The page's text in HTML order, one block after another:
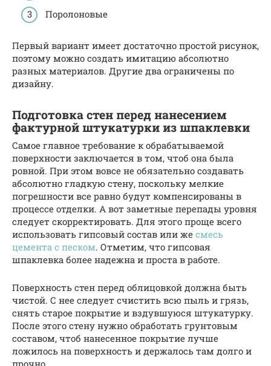
Поролоновые
Первый вариант имеет достаточно простой рисунок,
поэтому можно создать имитацию абсолютно
разных материалов. Другие два ограничены по
дизайну.
Подготовка стен перед нанесением
фактурной штукатурки из шпаклевки
Самое главное требование к обрабатываемой
поверхности заключается в том, чтоб она была
ровной. При этом вовсе не обязательно создавать
абсолютно гладкую стену, поскольку мелкие
погрешности все равно будут компенсированы в
процессе отделки. А вот заметные перепады уровня
следует скорректировать. Для этого проще всего
использовать гипсовый состав или же смесь
цемента с песком. Отметим, что гипсовая
шпаклевка более надежна и проста в работе.
Поверхность стен перед облицовкой должна быть
чистой. С нее следует счистить всю пыль и грязь,
снять старое покрытие и вздувшуюся штукатурку.
После этого стену нужно обработать грунтовым
составом, чтоб нанесенное покрытие лучше
ложилось на поверхность и держалось там долго и